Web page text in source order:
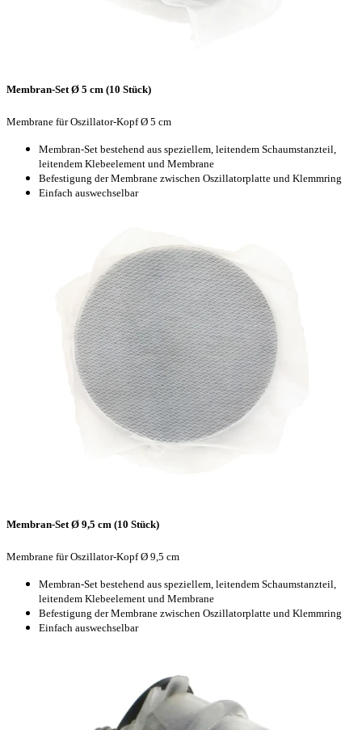
Membran-Set Ø 5 cm (10 Stück)
Membrane für Oszillator-Kopf Ø 5 cm
Membran-Set bestehend aus speziellem, leitendem Schaumstanzteil,
leitendem Klebeelement und Membrane
Befestigung der Membrane zwischen Oszillatorplatte und Klemmring
Einfach auswechselbar
Membran-Set Ø 9,5 cm (10 Stück)
Membrane für Oszillator-Kopf Ø 9,5 cm
Membran-Set bestehend aus speziellem, leitendem Schaumstanzteil,
leitendem Klebeelement und Membrane
Befestigung der Membrane zwischen Oszillatorplatte und Klemmring
Einfach auswechselbar